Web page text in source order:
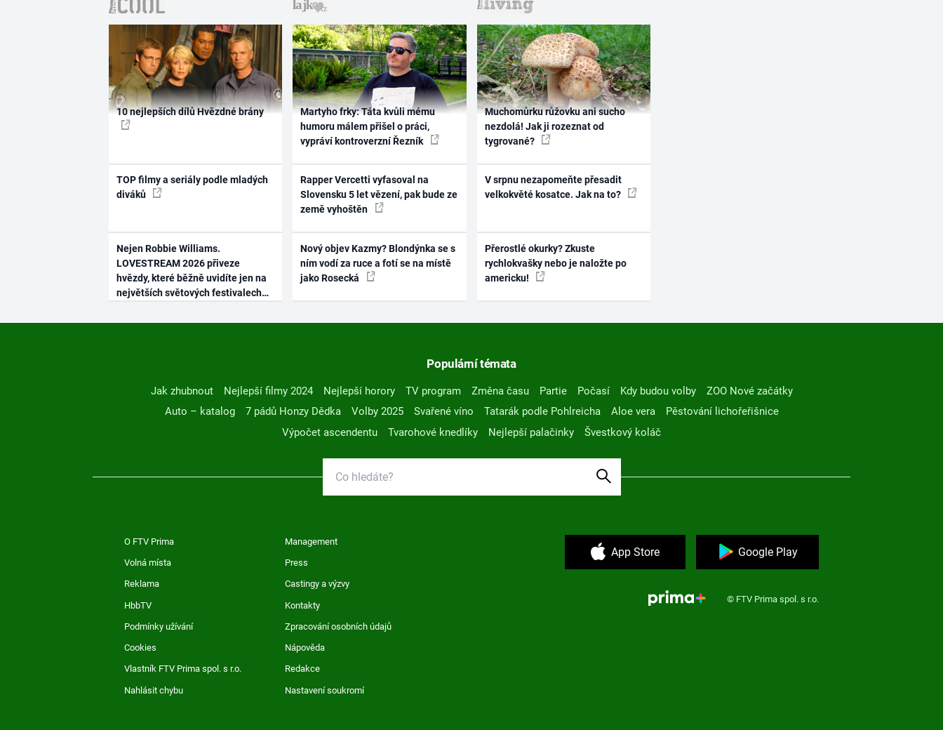
10 nejlepších dílů Hvězdné brány
TOP filmy a seriály podle mladých
diváků
Nejen Robbie Williams.
LOVESTREAM 2026 přiveze
hvězdy, které běžně uvidíte jen na
největších světových festivalech
Martyho frky: Táta kvůli mému
humoru málem přišel o práci,
vypráví kontroverzní Řezník
Rapper Vercetti vyfasoval na
Slovensku 5 let vězení, pak bude ze
země vyhoštěn
Nový objev Kazmy? Blondýnka se s
ním vodí za ruce a fotí se na místě
jako Rosecká
Muchomůrku růžovku ani sucho
nezdolá! Jak ji rozeznat od
tygrované?
V srpnu nezapomeňte přesadit
velkokvěté kosatce. Jak na to?
Přerostlé okurky? Zkuste
rychlokvašky nebo je naložte po
americku!
Populární témata
Jak zhubnout Nejlepší filmy 2024 Nejlepší horory TV program Změna času Partie Počasí Kdy budou volby
ZOO Nové začátky
Auto – katalog
7 pádů Honzy Dědka Volby 2025 Svařené víno Tatarák podle Pohlreicha Aloe vera
Pěstování lichořeřišnice
Výpočet ascendentu
Tvarohové knedlíky Nejlepší palačinky Švestkový koláč
O FTV Prima Management
Volná místa Press
Reklama Castingy a výzvy
HbbTV Kontakty
Podmínky užívání Zpracování osobních údajů
Cookies Nápověda
Vlastník FTV Prima spol. s r.o. Redakce
Nahlásit chybu Nastavení soukromí
App Store Google Play
© FTV Prima spol. s r.o.